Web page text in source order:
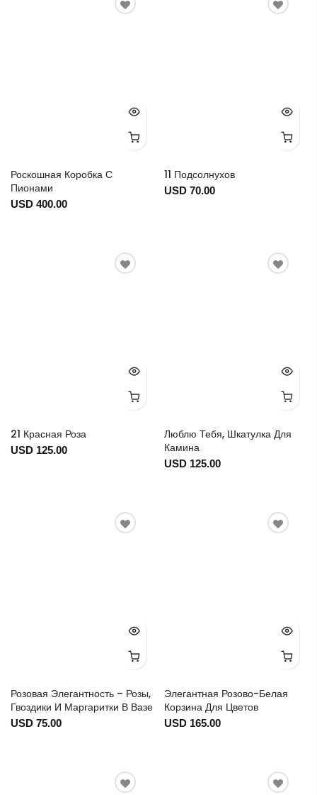
Роскошная Коробка С
Пионами
USD 400.00
11 Подсолнухов
USD 70.00
21 Красная Роза
USD 125.00
Люблю Тебя, Шкатулка Для
Камина
USD 125.00
Розовая Элегантность – Розы,
Гвоздики И Маргаритки В Вазе
USD 75.00
Элегантная Розово-Белая
Корзина Для Цветов
USD 165.00